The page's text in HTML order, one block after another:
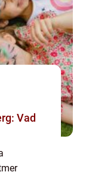
Vad